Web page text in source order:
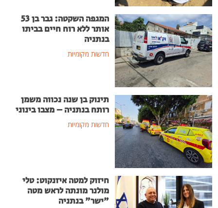
המגפה השקטה: גבר בן 53
אותר ללא רוח חיים בביתו
בנתניה
חדשות מקומיות
תינוק בן שנה נכווה משמן
רותח בנתניה – מצבו בינוני
חדשות מקומיות
חיזוק למטה איזנקוט: טלי
מולנר מונתה לראש מטה
"ישר" בנתניה